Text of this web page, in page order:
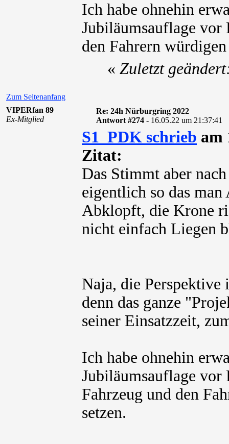
Ich habe ohnehin
Jubiläumsauflage vor
den Fahrern
Zum Seitenanfang
« Zuletzt
VIPERfan 89
Ex-Mitglied
Re: 24h Nürburgring 2022
Antwort #274 - 16.05.22 um 21:37:41
S1_PDK schrieb am
Zitat:
Das Stimmt aber
eigentlich so das
Abklopft, die Krone
nicht einfach Liegen
Naja, die Perspektive
denn das ganze
seiner Einsatzzeit,
Ich habe ohnehin
Jubiläumsauflage vor
Fahrzeug und den
setzen.